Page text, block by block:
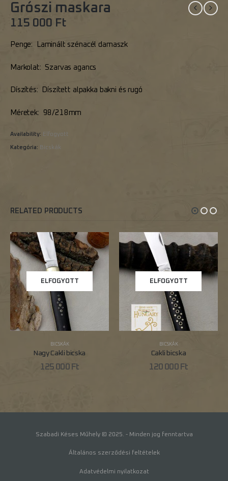
Grószi maskara
115 000 Ft
Penge: Laminált szénacél damaszk
Markolat: Szarvas agancs
Díszítés: Díszített alpakka bakni és rugó
Méretek: 98/218mm
Availability: Elfogyott
Kategória: Bicskák
RELATED PRODUCTS
ELFOGYOTT
BICSKÁK
Nagy Cakli bicska
125 000 Ft
ELFOGYOTT
BICSKÁK
Cakli bicska
120 000 Ft
Szabadi Késes Műhely © 2025. - Minden jog fenntartva
Általános szerződési feltételek
Adatvédelmi nyilatkozat